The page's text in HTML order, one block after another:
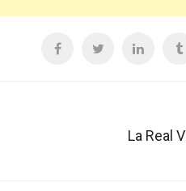
La Real